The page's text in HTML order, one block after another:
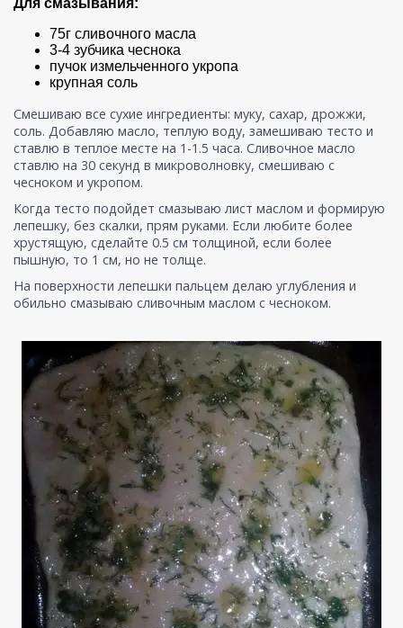
Для смазывания:
75г сливочного масла
3-4 зубчика чеснока
пучок измельченного укропа
крупная соль
Смешиваю все сухие ингредиенты: муку, сахар, дрожжи,
соль. Добавляю масло, теплую воду, замешиваю тесто и
ставлю в теплое месте на 1-1.5 часа. Сливочное масло
ставлю на 30 секунд в микроволновку, смешиваю с
чесноком и укропом.
Когда тесто подойдет смазываю лист маслом и формирую
лепешку, без скалки, прям руками. Если любите более
хрустящую, сделайте 0.5 см толщиной, если более
пышную, то 1 см, но не толще.
На поверхности лепешки пальцем делаю углубления и
обильно смазываю сливочным маслом с чесноком.